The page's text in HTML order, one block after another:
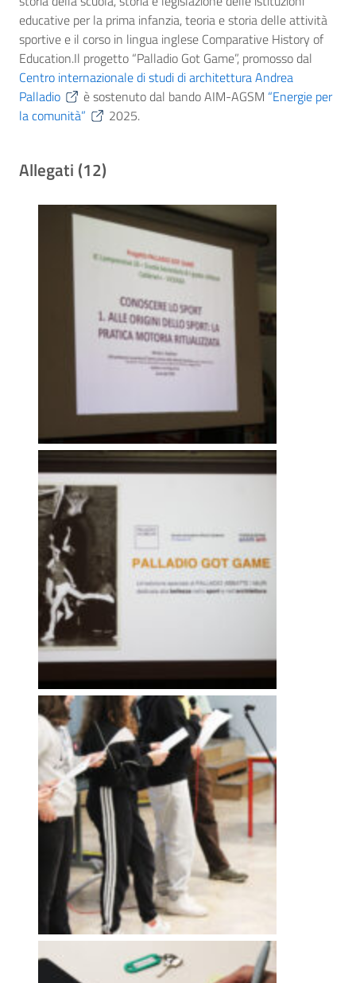
educative per la prima infanzia, teoria e storia delle attività
sportive e il corso in lingua inglese Comparative History of
Education.Il progetto “Palladio Got Game”, promosso dal
Centro internazionale di studi di architettura Andrea
Palladio
è sostenuto dal bando AIM-AGSM “Energie per
la comunità”
2025.
Allegati (12)